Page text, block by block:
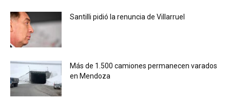
Santilli pidió la renuncia de Villarruel
Más de 1.500 camiones permanecen varados
en Mendoza